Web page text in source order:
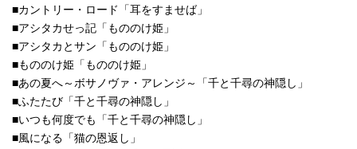
■カントリー・ロード「耳をすませば」
■アシタカせっ記「もののけ姫」
■アシタカとサン「もののけ姫」
■もののけ姫「もののけ姫」
■あの夏へ～ボサノヴァ・アレンジ～「千と千尋の神隠し」
■ふたたび「千と千尋の神隠し」
■いつも何度でも「千と千尋の神隠し」
■風になる「猫の恩返し」